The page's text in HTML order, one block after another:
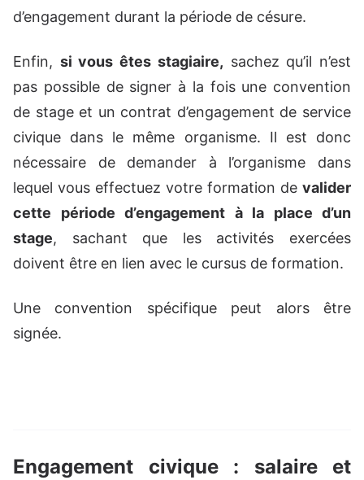
d’engagement durant la période de césure.
Enfin, si vous êtes stagiaire, sachez qu’il n’est
pas possible de signer à la fois une convention
de stage et un contrat d’engagement de service
civique dans le même organisme. Il est donc
nécessaire de demander à l’organisme dans
lequel vous effectuez votre formation de valider
cette période d’engagement à la place d’un
stage, sachant que les activités exercées
doivent être en lien avec le cursus de formation.
Une convention spécifique peut alors être
signée.
Engagement civique : salaire et